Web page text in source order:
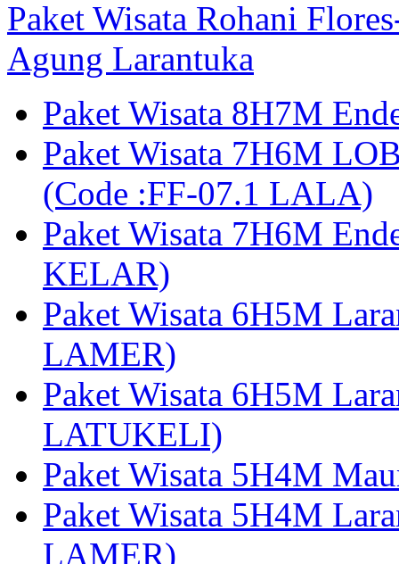
Paket Wisata Rohani
Agung Larantuka
Paket Wisata 8H7M
Paket Wisata 7H6M
(Code :FF-07.1 LALA)
Paket Wisata 7H6M
KELAR)
Paket Wisata 6H5M
LAMER)
Paket Wisata 6H5M
LATUKELI)
Paket Wisata 5H4M
Paket Wisata 5H4M
LAMER)